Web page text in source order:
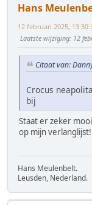
Hans
12 februari 2025,
Laatste wijziging: 12
Citaat van:
Crocus
bij
Staat er zeker
op mijn verlanglijst!
Hans Meulenbelt.
Leusden, Nederland.